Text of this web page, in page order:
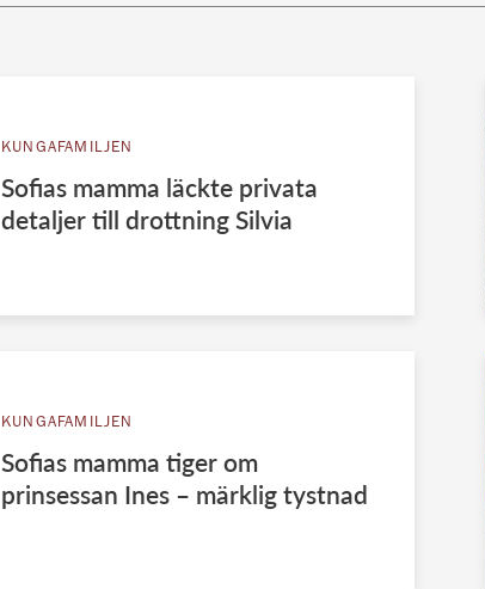
KUNGAFAMILJEN
Sofias mamma läckte privata
detaljer till drottning Silvia
KUNGAFAMILJEN
Sofias mamma tiger om
prinsessan Ines – märklig tystnad